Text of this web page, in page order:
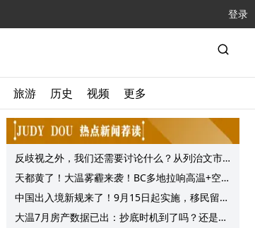
登录
旅游 历史 视频 更多
反歧视之外，我们还需要讨论什么？从列治文市
议会一项动议谈起
天都黄了！大温雾霾来袭！BC多地拉响高温+空气
质量预警 最高可达35°C！
中国出入境新规来了！9月15日起实施，移民留学
中介迎来最强监管！
大温7月房产数据已出：抄底时机到了吗？还是再